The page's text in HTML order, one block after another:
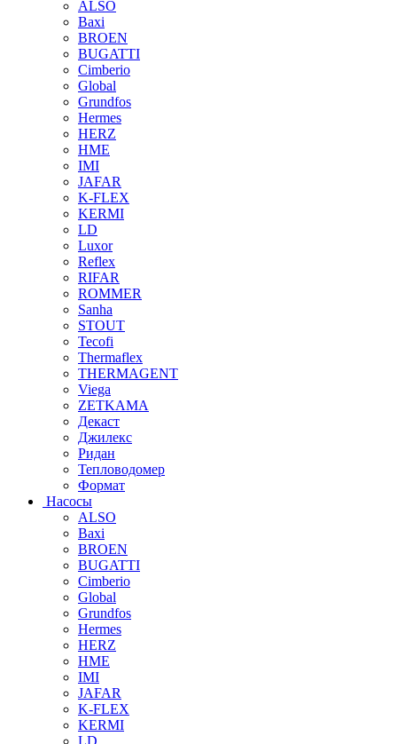
ALSO
Baxi
BROEN
BUGATTI
Cimberio
Global
Grundfos
Hermes
HERZ
HME
IMI
JAFAR
K-FLEX
KERMI
LD
Luxor
Reflex
RIFAR
ROMMER
Sanha
STOUT
Tecofi
Thermaflex
THERMAGENT
Viega
ZETKAMA
Декаст
Джилекс
Ридан
Тепловодомер
Формат
Насосы
ALSO
Baxi
BROEN
BUGATTI
Cimberio
Global
Grundfos
Hermes
HERZ
HME
IMI
JAFAR
K-FLEX
KERMI
LD